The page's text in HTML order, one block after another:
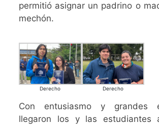
permitió asignar un padrino o
mechón.
Derecho Derecho
Con entusiasmo y grandes
llegaron los y las estudiantes